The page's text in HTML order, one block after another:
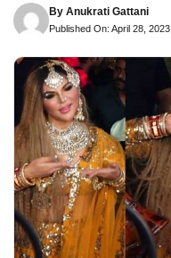
By Anukrati Gattani
Published On: April 28, 2023